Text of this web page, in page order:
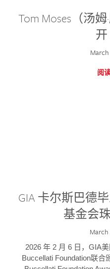
Tom Moses（汤
开
阅
GIA 卡尔斯巴德
基金会
2026 年 2 月 6 日，GIA
Buccellati Foundation联合